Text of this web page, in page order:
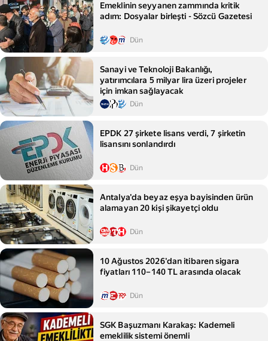
Emeklinin seyyanen zammında kritik
adım: Dosyalar birleşti - Sözcü Gazetesi
Dün
Sanayi ve Teknoloji Bakanlığı,
yatırımcılara 5 milyar lira üzeri projeler
için imkan sağlayacak
Dün
EPDK 27 şirkete lisans verdi, 7 şirketin
lisansını sonlandırdı
Dün
Antalya'da beyaz eşya bayisinden ürün
alamayan 20 kişi şikayetçi oldu
Dün
10 Ağustos 2026'dan itibaren sigara
fiyatları 110–140 TL arasında olacak
Dün
SGK Başuzmanı Karakaş: Kademeli
emeklilik sistemi önemli